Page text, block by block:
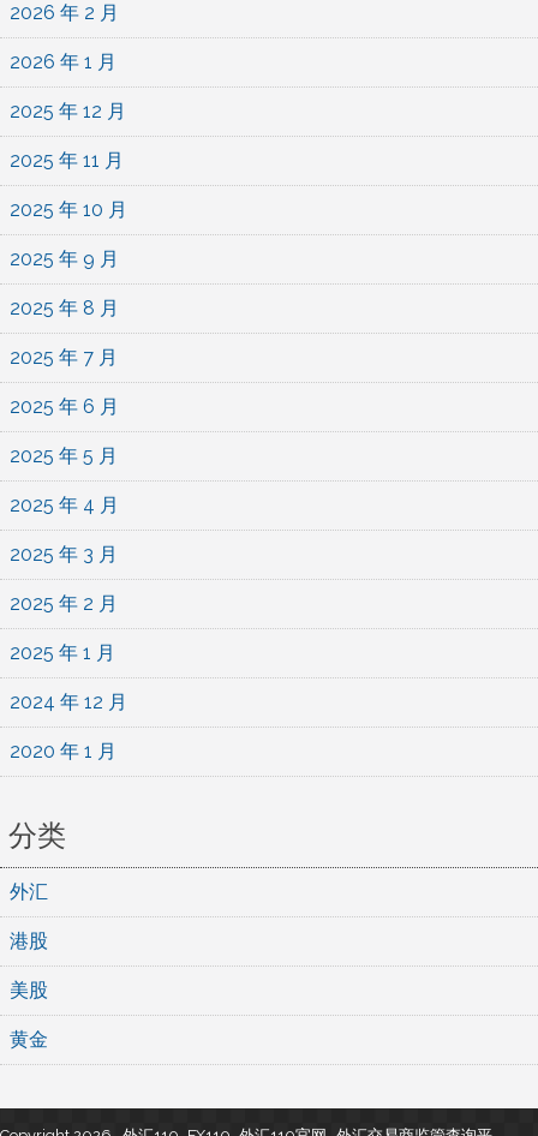
2026 年 2 月
2026 年 1 月
2025 年 12 月
2025 年 11 月
2025 年 10 月
2025 年 9 月
2025 年 8 月
2025 年 7 月
2025 年 6 月
2025 年 5 月
2025 年 4 月
2025 年 3 月
2025 年 2 月
2025 年 1 月
2024 年 12 月
2020 年 1 月
分类
外汇
港股
美股
黄金